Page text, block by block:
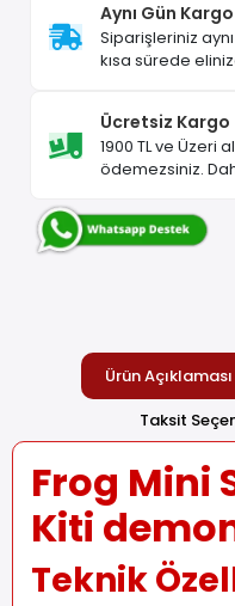
Aynı Gün Kargo
Siparişleriniz
kısa sürede
Ücretsiz Kargo
1900 TL ve Üzeri
ödemezsiniz.
Ürün Açıklaması
Taksit
Frog Mini
Kiti
Teknik